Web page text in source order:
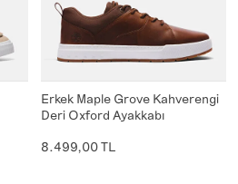
Erkek Maple Grove Kahverengi
Deri Oxford Ayakkabı
8.499,00 TL